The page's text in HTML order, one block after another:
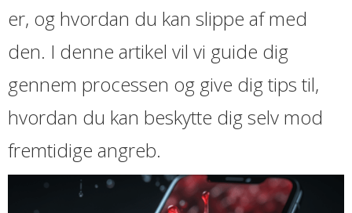
er, og hvordan du kan slippe af med
den. I denne artikel vil vi guide dig
gennem processen og give dig tips til,
hvordan du kan beskytte dig selv mod
fremtidige angreb.